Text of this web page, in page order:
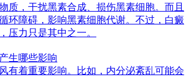
质，干扰黑素合成、损伤黑素细胞。而且
环障碍，影响黑素细胞代谢。不过，白癜
压力只是其中之一。
生哪些影响
有着重要影响。比如，内分泌紊乱可能会